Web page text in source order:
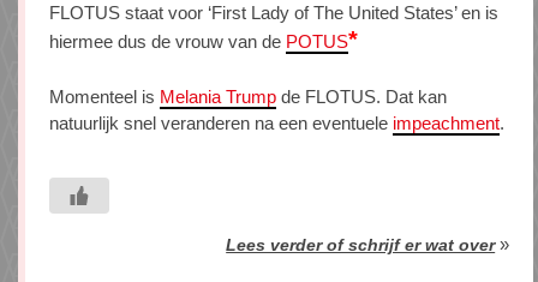
FLOTUS staat voor ‘First Lady of The United States’ en is
hiermee dus de vrouw van de POTUS*
Momenteel is Melania Trump de FLOTUS. Dat kan
natuurlijk snel veranderen na een eventuele impeachment.
Lees verder of schrijf er wat over»